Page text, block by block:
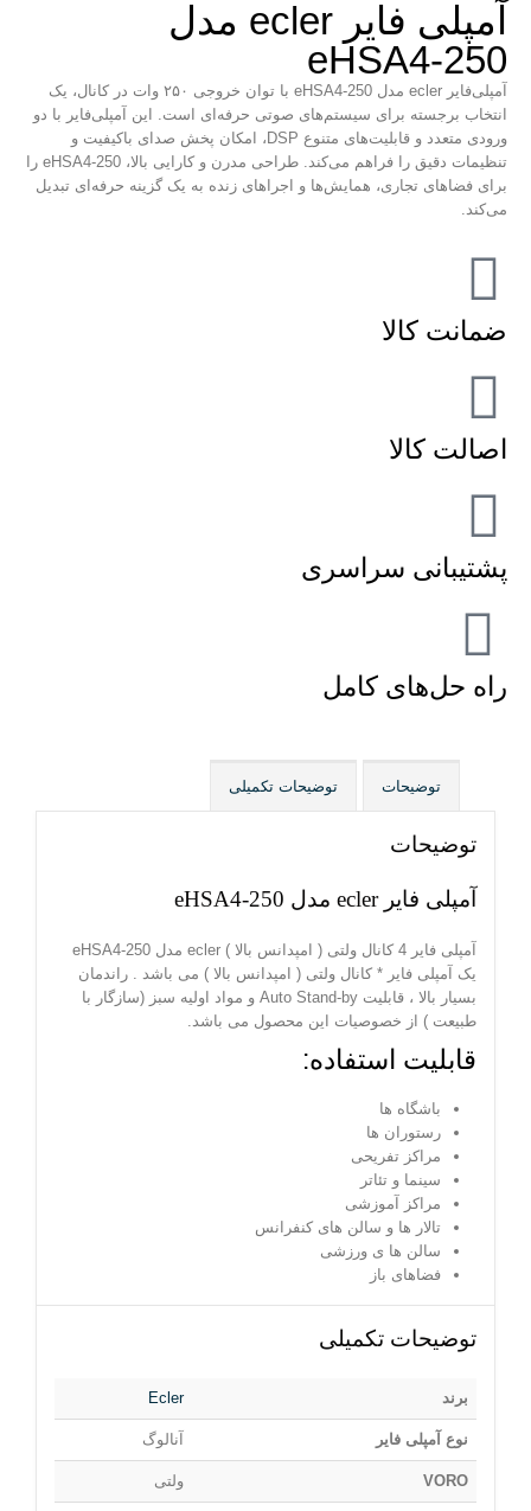
آمپلی فایر ecler مدل
eHSA4-250
آمپلی‌فایر ecler مدل eHSA4-250 با توان خروجی ۲۵۰ وات در کانال، یک
انتخاب برجسته برای سیستم‌های صوتی حرفه‌ای است. این آمپلی‌فایر با دو
ورودی متعدد و قابلیت‌های متنوع DSP، امکان پخش صدای باکیفیت و
تنظیمات دقیق را فراهم می‌کند. طراحی مدرن و کارایی بالا، eHSA4-250 را
برای فضاهای تجاری، همایش‌ها و اجراهای زنده به یک گزینه حرفه‌ای تبدیل
می‌کند.
ضمانت کالا
اصالت کالا
پشتیبانی سراسری
راه حل‌های کامل
توضیحات توضیحات تکمیلی
توضیحات
آمپلی فایر ecler مدل eHSA4-250
آمپلی فایر 4 کانال ولتی ( امپدانس بالا ) ecler مدل eHSA4-250
یک آمپلی فایر * کانال ولتی ( امپدانس بالا ) می باشد . راندمان
بسیار بالا ، قابلیت Auto Stand-by و مواد اولیه سبز (سازگار با
طبیعت ) از خصوصیات این محصول می باشد.
قابلیت استفاده:
باشگاه ها
رستوران ها
مراکز تفریحی
سینما و تئاتر
مراکز آموزشی
تالار ها و سالن های کنفرانس
سالن ها ی ورزشی
فضاهای باز
توضیحات تکمیلی
برند Ecler
نوع آمپلی فایر آنالوگ
VORO ولتی